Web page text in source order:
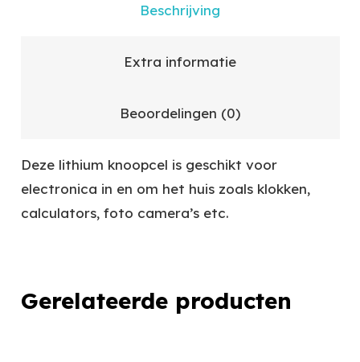
Beschrijving
Extra informatie
Beoordelingen (0)
Deze lithium knoopcel is geschikt voor
electronica in en om het huis zoals klokken,
calculators, foto camera’s etc.
Gerelateerde producten